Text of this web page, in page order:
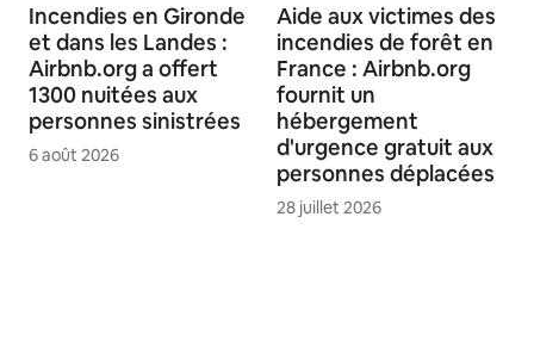
Incendies en Gironde
et dans les Landes :
Airbnb.org a offert
1300 nuitées aux
personnes sinistrées
6 août 2026
Aide aux victimes des
incendies de forêt en
France : Airbnb.org
fournit un
hébergement
d'urgence gratuit aux
personnes déplacées
28 juillet 2026